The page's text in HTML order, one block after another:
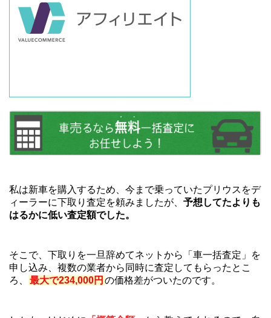
私は新車を購入するため、今まで乗っていたプリウスをデ
ィーラーに下取り査定を頼みましたが、 予想してたよりも
はるかに低い査定額でした。
そこで、下取りを一旦辞めてネットから「車一括査定」を
申し込み、複数の業者から同時に査定してもらったとこ
ろ、
最大で234,000円 の価格差がついたのです。